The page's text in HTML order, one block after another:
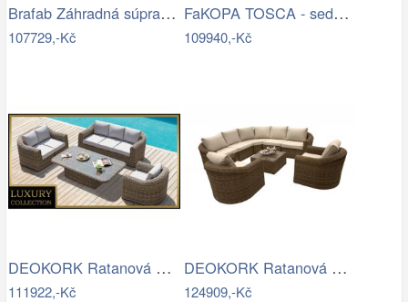
Brafab Záhradná súprava AMESDALE -…
107729,-Kč
FaKOPA TOSCA - sedací souprava Lucy Mdum
109940,-Kč
DEOKORK Ratanová modulová sestava…
111922,-Kč
DEOKORK Ratanová modulová sestava…
124909,-Kč